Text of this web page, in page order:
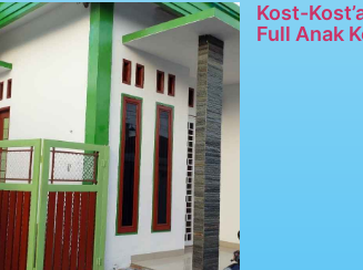
Kost-
Full Anak